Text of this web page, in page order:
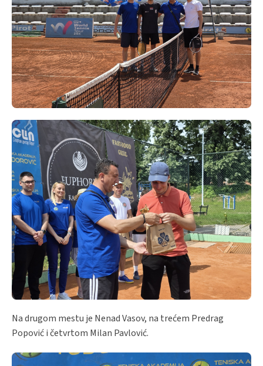
Na drugom mestu je Nenad Vasov, na trećem Predrag
Popović i četvrtom Milan Pavlović.